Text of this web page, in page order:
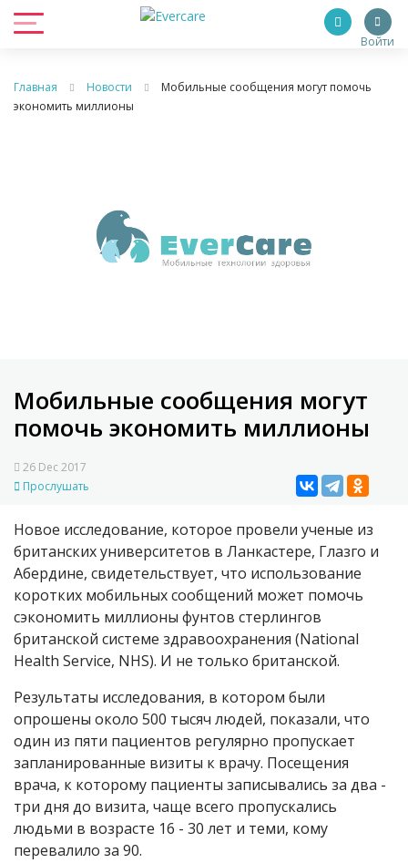
Войти
Главная Новости
Мобильные сообщения могут помочь
экономить миллионы
Мобильные сообщения могут
помочь экономить миллионы
26 Dec 2017
Прослушать
Новое исследование, которое провели ученые из
британских университетов в Ланкастере, Глазго и
Абердине, свидетельствует, что использование
коротких мобильных сообщений может помочь
сэкономить миллионы фунтов стерлингов
британской системе здравоохранения (National
Health Service, NHS). И не только британской.
Результаты исследования, в котором были
опрошены около 500 тысяч людей, показали, что
один из пяти пациентов регулярно пропускает
запланированные визиты к врачу. Посещения
врача, к которому пациенты записывались за два -
три дня до визита, чаще всего пропускались
людьми в возрасте 16 - 30 лет и теми, кому
перевалило за 90.